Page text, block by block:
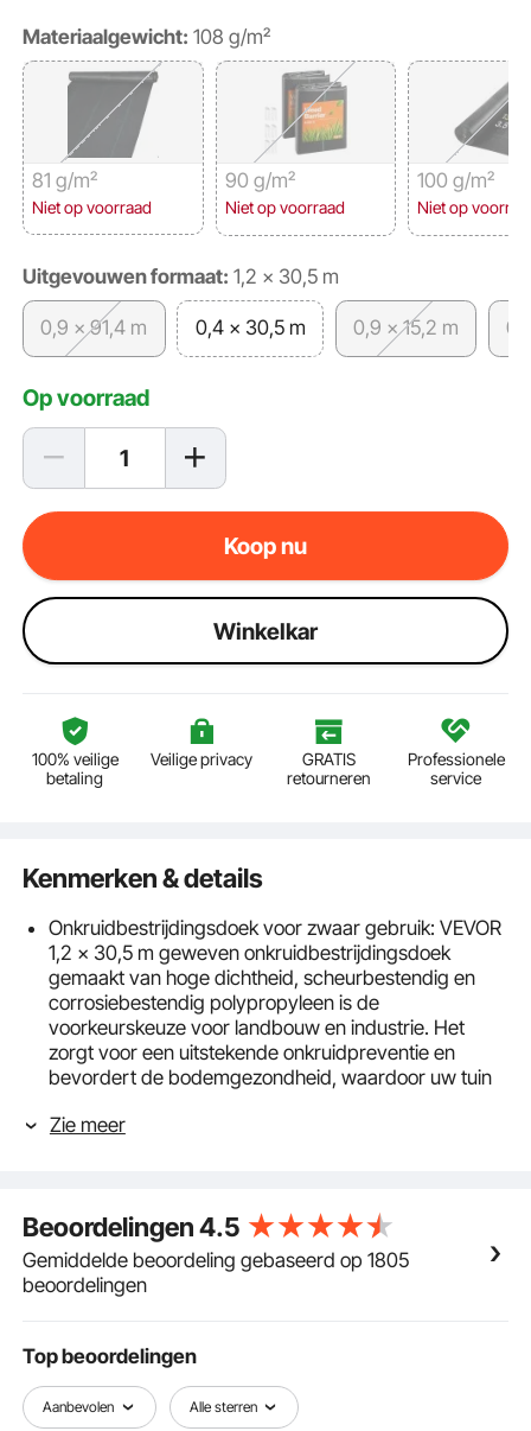
Materiaalgewicht: 108 g/m²
81 g/m²
Niet op voorraad
90 g/m²
Niet op voorraad
100 g/m²
Niet op
Uitgevouwen formaat: 1,2 x 30,5 m
0,9 x 91,4 m 0,4 x 30,5 m 0,9 x 15,2 m
Op voorraad
Koop nu
Winkelkar
100% veilige
betaling
Veilige privacy
GRATIS
retourneren
Professionele
service
Kenmerken & details
Onkruidbestrijdingsdoek voor zwaar gebruik: VEVOR
1,2 x 30,5 m geweven onkruidbestrijdingsdoek
gemaakt van hoge dichtheid, scheurbestendig en
corrosiebestendig polypropyleen is de
voorkeurskeuze voor landbouw en industrie. Het
zorgt voor een uitstekende onkruidpreventie en
bevordert de bodemgezondheid, waardoor uw tuin
Bodemvriendelijk en zeer goed doorlatend: VEVOR
bevordert de ademhaling van de plant en houdt
voedingsstoffen vast in de bodem. Zeg vaarwel
tegen waterverlies en bodemerosie en laat uw
planten gedijen in een gezonde omgeving.
onkruidbestrijdingsdoek is nauwkeurig gesneden met
behulp van geavanceerde ultrasone technologie, wat
resulteert in gladde randen zonder bramen en rafels.
Samen met de heldergroene hulplijnen voor
Zie meer
Beoordelingen4.5
Gemiddelde beoordeling gebaseerd op 1805
beoordelingen
Top beoordelingen
Aanbevolen Alle sterren